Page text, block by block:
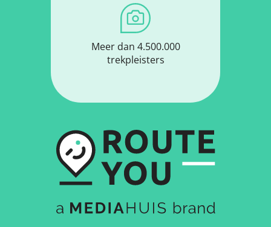
Meer dan 4.500.000
trekpleisters